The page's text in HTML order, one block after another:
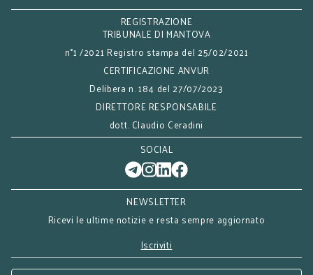
REGISTRAZIONE
TRIBUNALE DI MANTOVA
n°1 /2021 Registro stampa del 25/02/2021
CERTIFICAZIONE ANVUR
Delibera n. 184 del 27/07/2023
DIRETTORE RESPONSABILE
dott. Claudio Ceradini
SOCIAL
NEWSLETTER
Ricevi le ultime notizie e resta sempre aggiornato
Iscriviti